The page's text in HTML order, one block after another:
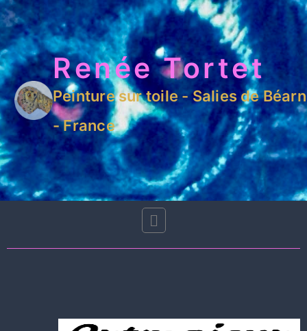
Renée Tortet
Peinture sur toile - Salies de Béarn
- France